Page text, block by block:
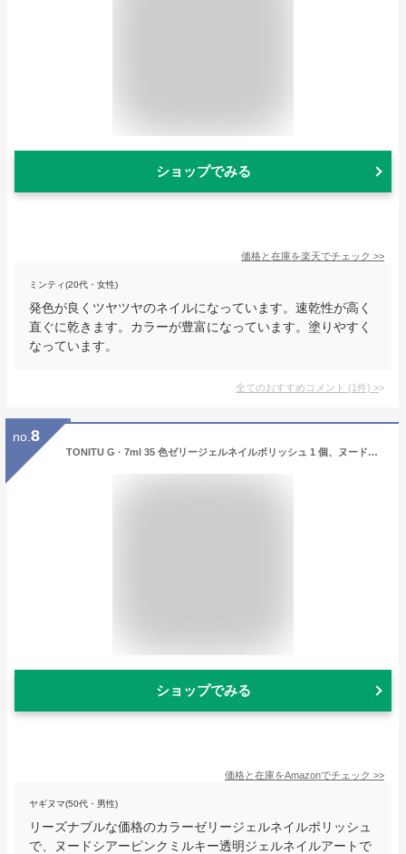
ショップでみる
価格と在庫を楽天でチェック >>
ミンティ(20代・女性)
発色が良くツヤツヤのネイルになっています。速乾性が高く
直ぐに乾きます。カラーが豊富になっています。塗りやすく
なっています。
全てのおすすめコメント (1件) >
no. 8
TONITU G · 7ml 35 色ゼリージェルネイルポリッシュ 1 個、ヌードシアーピンクミルキー透明ジェルネイルアート、UV/LED ソークオフサロンマニキュアとネイルアート DIY 自宅で (SC055)
ショップでみる
価格と在庫をAmazonでチェック >>
ヤギヌマ(50代・男性)
リーズナブルな価格のカラーゼリージェルネイルポリッシュ
で、ヌードシアーピンクミルキー透明ジェルネイルアートで